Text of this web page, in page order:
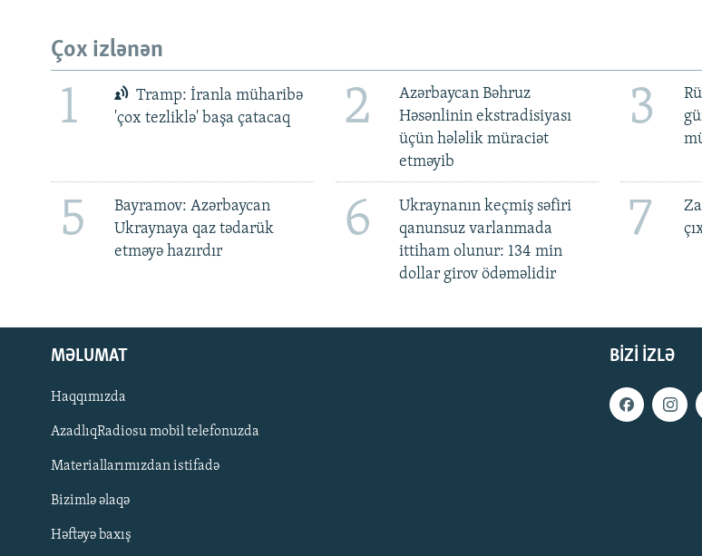
Çox izlənən
1
Tramp: İranla müharibə
'çox tezliklə' başa çatacaq
2
Azərbaycan Bəhruz
Həsənlinin ekstradisiyası
üçün hələlik müraciət
etməyib
3
5
Bayramov: Azərbaycan
Ukraynaya qaz tədarük
etməyə hazırdır
6
Ukraynanın keçmiş səfiri
qanunsuz varlanmada
ittiham olunur: 134 min
dollar girov ödəməlidir
7
BIZI IZLƏ
MƏLUMAT
Haqqımızda
AzadlıqRadiosu mobil telefonuzda
Materiallarımızdan istifadə
Bizimlə əlaqə
Həftəyə baxış